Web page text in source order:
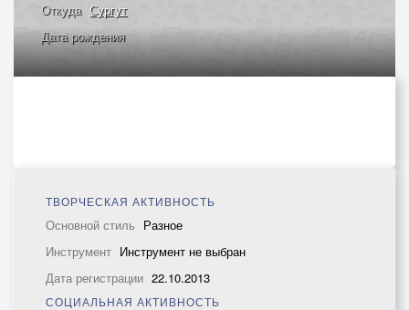
Откуда Сургут
Дата рождения
ТВОРЧЕСКАЯ АКТИВНОСТЬ
Основной стиль Разное
Инструмент Инструмент не выбран
Дата регистрации 22.10.2013
СОЦИАЛЬНАЯ АКТИВНОСТЬ